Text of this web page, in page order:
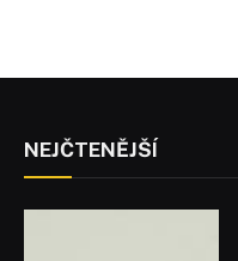
NEJČTENĚJŠÍ